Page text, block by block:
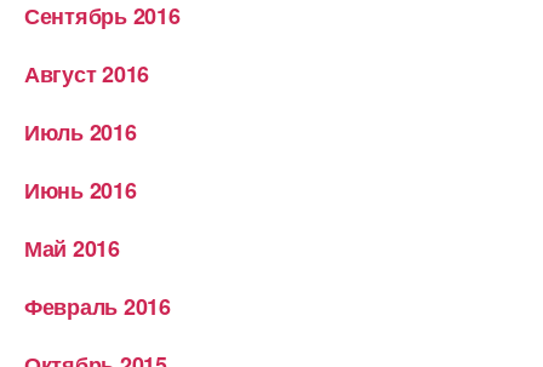
Сентябрь 2016
Август 2016
Июль 2016
Июнь 2016
Май 2016
Февраль 2016